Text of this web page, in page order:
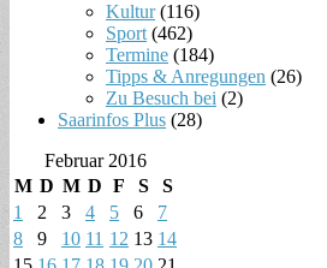
Kultur(116)
Sport (462)
Termine (184)
Tipps & Anregungen (26)
Zu Besuch bei (2)
Saarinfos Plus (28)
Februar 2016
M D M D F S
S
1
2 3 4 5 6
7
8
9 10 11 12 13 14